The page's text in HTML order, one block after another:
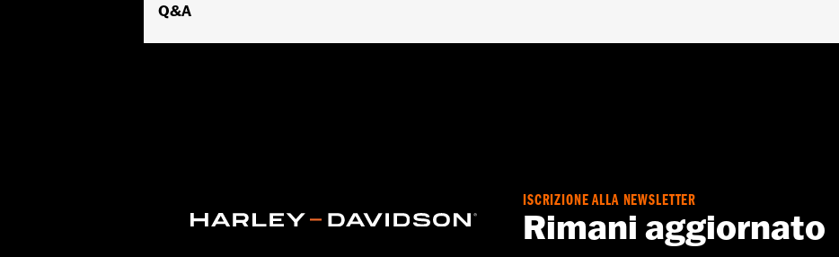
Q&A
ISCRIZIONE ALLA NEWSLETTER
Rimani aggiornato